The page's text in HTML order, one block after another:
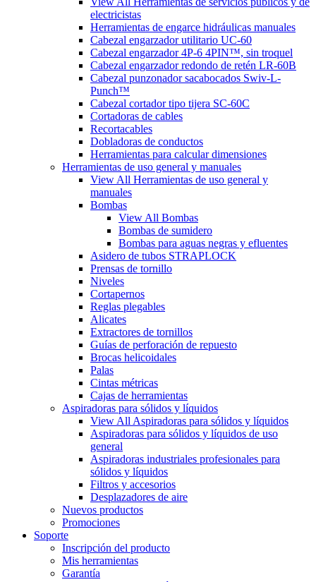
electricistas
Herramientas de engarce hidráulicas manuales
Cabezal engarzador utilitario UC-60
Cabezal engarzador 4P-6 4PIN™, sin troquel
Cabezal engarzador redondo de retén LR-60B
Cabezal punzonador sacabocados Swiv-L-
Punch™
Cabezal cortador tipo tijera SC-60C
Cortadoras de cables
Recortacables
Dobladoras de conductos
Herramientas para calcular dimensiones
Herramientas de uso general y manuales
View All Herramientas de uso general y
manuales
Bombas
View All Bombas
Bombas de sumidero
Bombas para aguas negras y efluentes
Asidero de tubos STRAPLOCK
Prensas de tornillo
Niveles
Cortapernos
Reglas plegables
Alicates
Extractores de tornillos
Guías de perforación de repuesto
Brocas helicoidales
Palas
Cintas métricas
Cajas de herramientas
Aspiradoras para sólidos y líquidos
View All Aspiradoras para sólidos y líquidos
Aspiradoras para sólidos y líquidos de uso
general
Aspiradoras industriales profesionales para
sólidos y líquidos
Filtros y accesorios
Desplazadores de aire
Nuevos productos
Promociones
Soporte
Inscripción del producto
Mis herramientas
Garantía